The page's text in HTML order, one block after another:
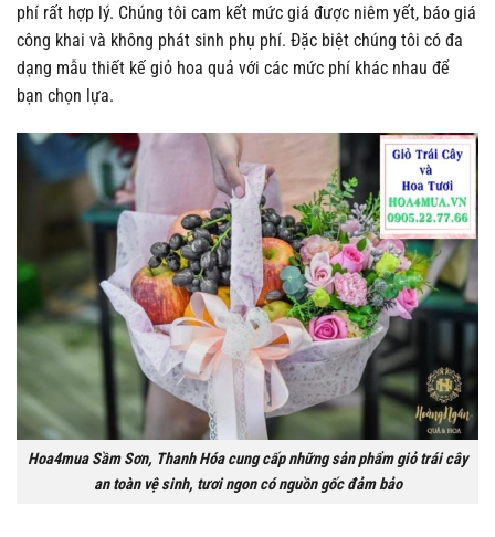
phí rất hợp lý. Chúng tôi cam kết mức giá được niêm yết, báo giá
công khai và không phát sinh phụ phí. Đặc biệt chúng tôi có đa
dạng mẫu thiết kế giỏ hoa quả với các mức phí khác nhau để
bạn chọn lựa.
Hoa4mua Sầm Sơn, Thanh Hóa cung cấp những sản phẩm giỏ trái cây
an toàn vệ sinh, tươi ngon có nguồn gốc đảm bảo